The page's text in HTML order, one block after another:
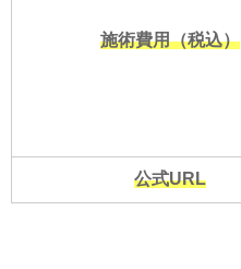
施術費用（税込）
公式URL